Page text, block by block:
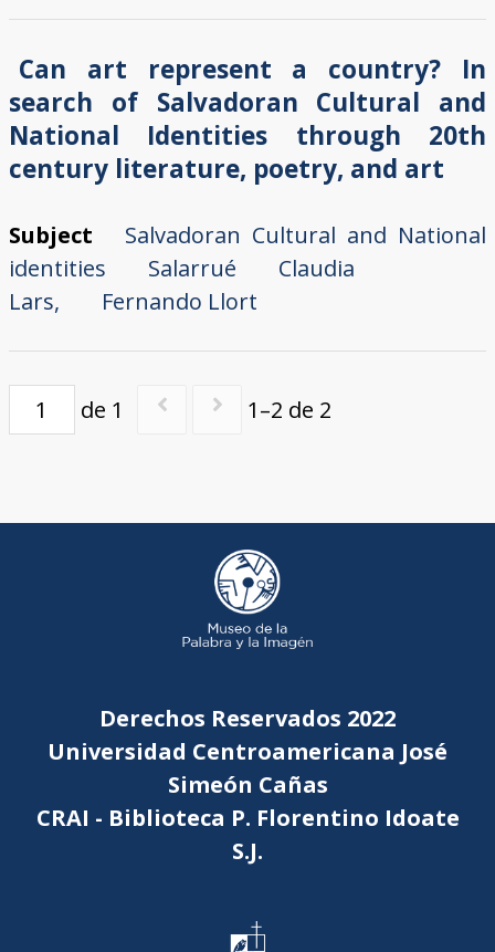
Can art represent a country? In
search of Salvadoran Cultural and
National Identities through 20th
century literature, poetry, and art
Subject
Salvadoran Cultural and National
identities
Salarrué
Claudia
Lars,
Fernando Llort
de 1 1–2 de 2
Derechos Reservados 2022
Universidad Centroamericana José
Simeón Cañas
CRAI - Biblioteca P. Florentino Idoate
S.J.